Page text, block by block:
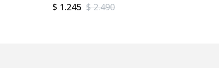
$ 1.245 $ 2.490